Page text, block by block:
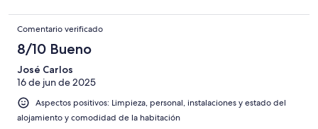
Comentario verificado
8/10 Bueno
José Carlos
16 de jun de 2025
Aspectos positivos: Limpieza, personal, instalaciones y estado del
alojamiento y comodidad de la habitación